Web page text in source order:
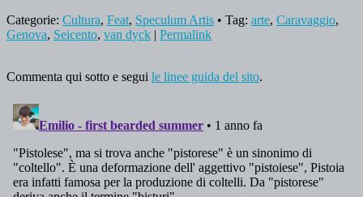
Categorie: Cultura, Feat, Speculum Artis • Tag: arte, Caravaggio,
Genova, Seicento, van dyck | Permalink
Commenta qui sotto e segui le linee guida del sito.